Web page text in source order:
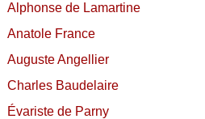
Alphonse de Lamartine
Anatole France
Auguste Angellier
Charles Baudelaire
Évariste de Parny